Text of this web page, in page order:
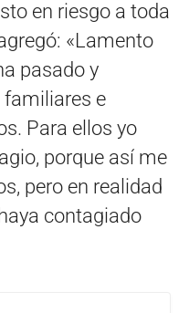
en riesgo a toda
«Lamento
pasado y
familiares e
Para ellos yo
porque así me
pero en realidad
contagiado